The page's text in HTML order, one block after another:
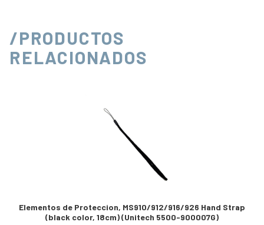
/PRODUCTOS
RELACIONADOS
Elementos de Proteccion, MS910/912/916/926 Hand Strap
(black color, 18cm) (Unitech 5500-900007G)